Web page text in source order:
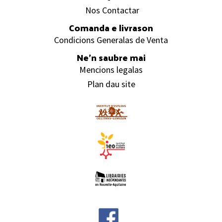
Nos Contactar
Comanda e livrason
Condicions Generalas de Venta
Ne’n saubre mai
Mencions legalas
Plan dau site